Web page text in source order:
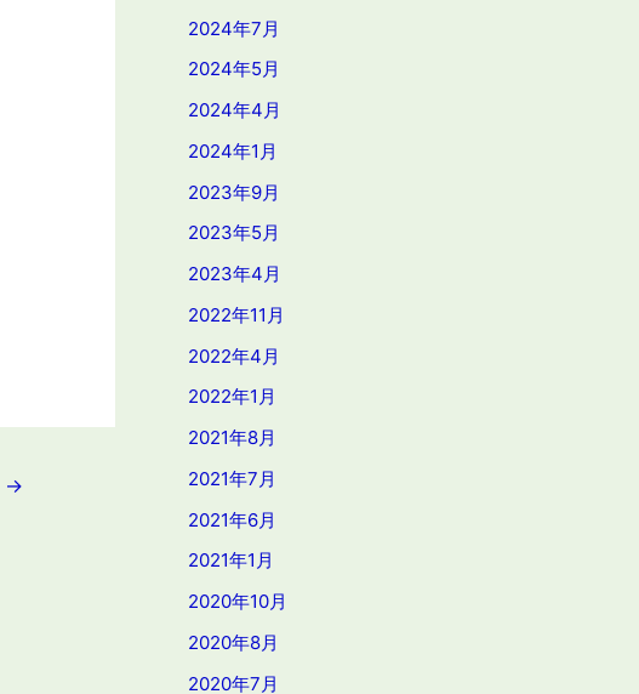
→
2024年7月
2024年5月
2024年4月
2024年1月
2023年9月
2023年5月
2023年4月
2022年11月
2022年4月
2022年1月
2021年8月
2021年7月
2021年6月
2021年1月
2020年10月
2020年8月
2020年7月